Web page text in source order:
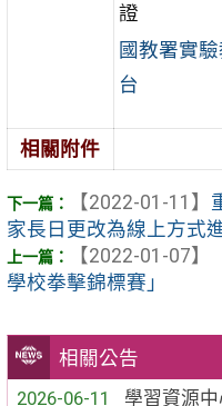
相關公告
2026-06-11
學習資源中
證
國教署實
台
相關附件
【2022-01-11】
家長日更改為線上方式
【2022-01-07】
學校拳擊錦標賽」